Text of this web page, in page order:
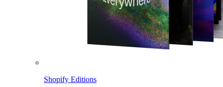
Shopify Editions